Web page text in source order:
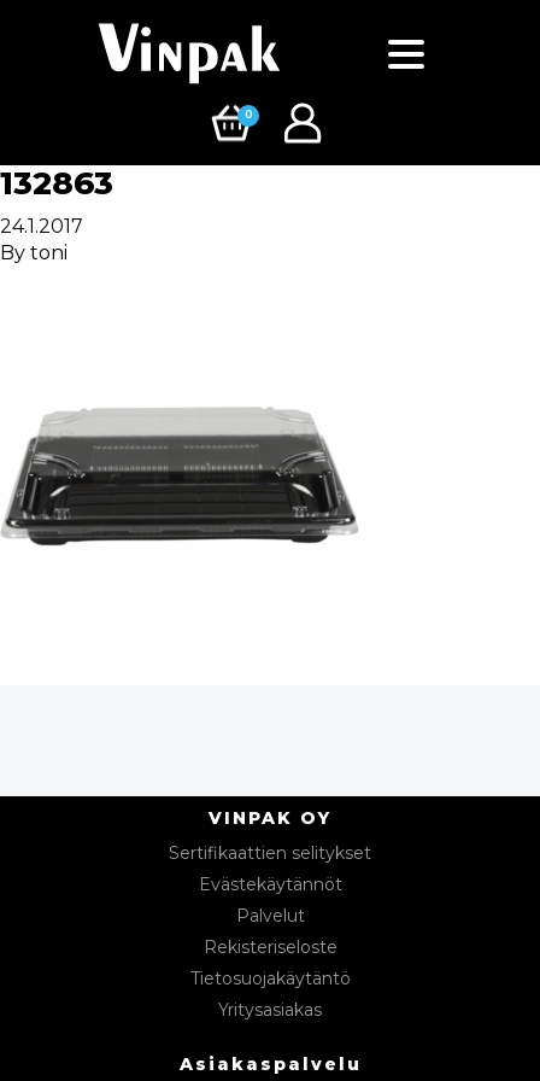
0
132863
24.1.2017
By toni
VINPAK OY
Sertifikaattien selitykset
Evästekäytännöt
Palvelut
Rekisteriseloste
Tietosuojakäytäntö
Yritysasiakas
Asiakaspalvelu